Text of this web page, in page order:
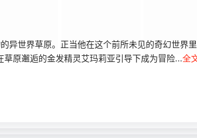
异世界草原。正当他在这个前所未见的奇幻世界
原邂逅的金发精灵艾玛莉亚引导下成为冒险...全